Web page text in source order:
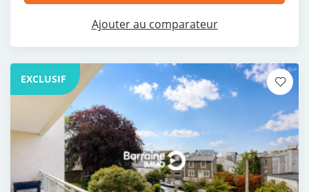
Ajouter au comparateur
EXCLUSIF